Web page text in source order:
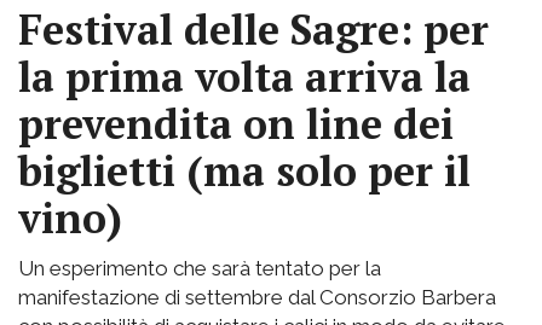
Festival delle Sagre: per
la prima volta arriva la
prevendita on line dei
biglietti (ma solo per il
vino)
Un esperimento che sarà tentato per la
manifestazione di settembre dal Consorzio Barbera